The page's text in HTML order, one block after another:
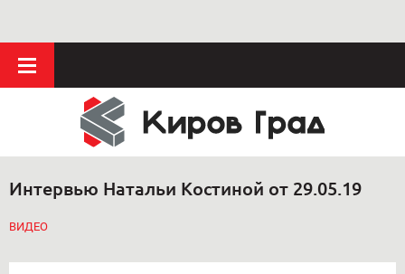
Интервью Натальи Костиной от 29.05.19
ВИДЕО